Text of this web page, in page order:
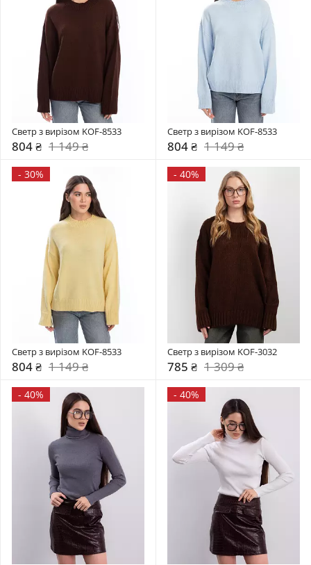
Светр з вирізом KOF-8533
804 ₴ 1 149 ₴
Светр з вирізом KOF-8533
804 ₴ 1 149 ₴
- 30%
Светр з вирізом KOF-8533
804 ₴ 1 149 ₴
- 40%
Светр з вирізом KOF-3032
785 ₴ 1 309 ₴
- 40% - 40%